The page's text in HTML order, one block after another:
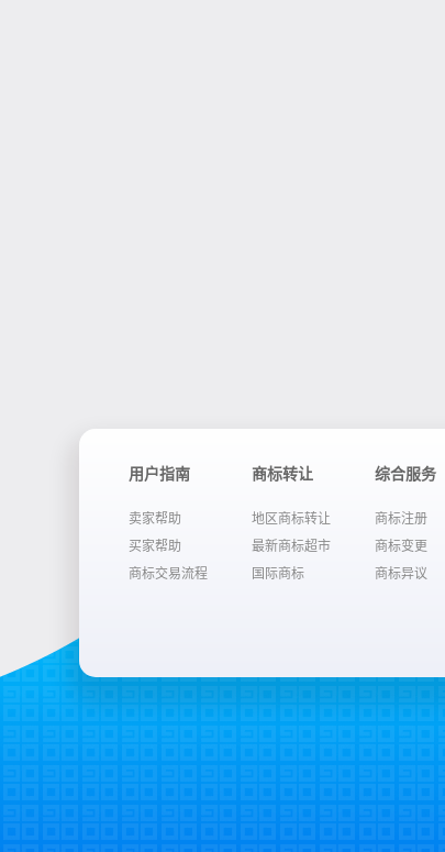
用户指南
卖家帮助
买家帮助
商标交易流程
商标转让
地区商标转让
最新商标超市
国际商标
综合服务
商标注册
商标变更
商标异议